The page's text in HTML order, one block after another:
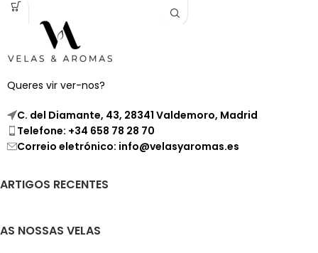
Queres vir ver-nos?
C. del Diamante, 43, 28341 Valdemoro, Madrid
Telefone: +34 658 78 28 70
Correio eletrónico: info@velasyaromas.es
ARTIGOS RECENTES
AS NOSSAS VELAS